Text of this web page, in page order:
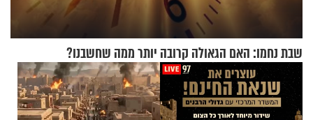
שבת נחמו: האם הגאולה קרובה יותר ממה שחשבנו?